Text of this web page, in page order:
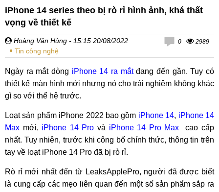
iPhone 14 series theo bị rò rỉ hình ảnh, khá thất
vọng về thiết kế
Hoàng Văn Hùng - 15:15 20/08/2022
Tin công nghệ
0 2989
Ngày ra mắt dòng iPhone 14 ra mắtđang đến gần. Tuy có
thiết kế màn hình mới nhưng nó cho trái nghiệm không khác
gì so với thể hệ trước.
Loạt sản phẩm iPhone 2022 bao gồm iPhone 14, iPhone 14
Max mới, iPhone 14 Pro và iPhone 14 Pro Max cao cấp
nhất. Tuy nhiên, trước khi công bố chính thức, thông tin trên
tay về loạt iPhone 14 Pro đã bị rò rỉ.
Rò rỉ mới nhất đến từ LeaksApplePro, người đã được biết
là cung cấp các mẹo liên quan đến một số sản phẩm sắp ra